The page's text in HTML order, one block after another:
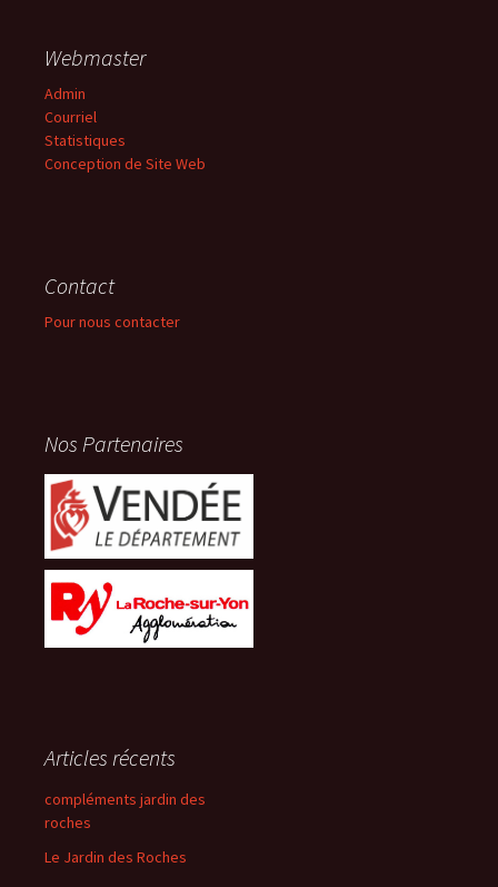
Webmaster
Admin
Courriel
Statistiques
Conception de Site Web
Contact
Pour nous contacter
Nos Partenaires
Articles récents
compléments jardin des
roches
Le Jardin des Roches